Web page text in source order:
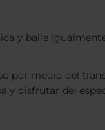
y baile
por medio del
y disfrutar del